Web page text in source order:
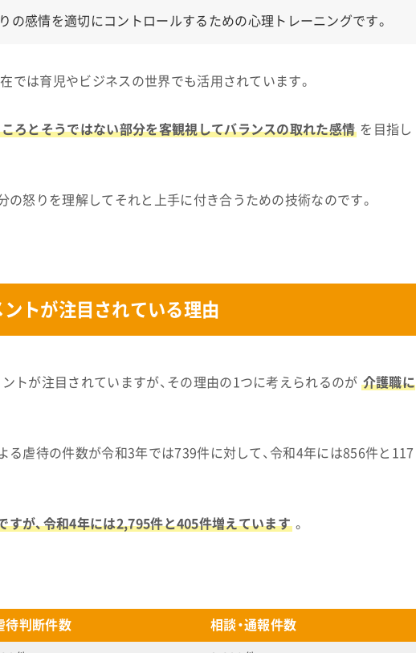
の感情を適切にコントロールするための心理トレーニングです。
では育児やビジネスの世界でも活用されています。
ろとそうではない部分を客観視してバランスの取れた感情 を目指し
の怒りを理解してそれと上手に付き合うための技術なのです。
トが注目されている理由
トが注目されていますが、その理由の1つに考えられるのが 介護職に
る虐待の件数が令和3年では739件に対して、令和4年には856件と117
が、令和4年には2,795件と405件増えています 。
待判断件数 相談・通報件数